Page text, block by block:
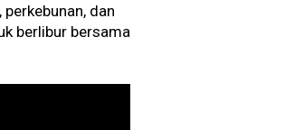
dan
berlibur bersama